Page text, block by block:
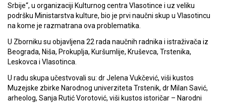
Srbije“, u organizaciji Kulturnog centra Vlasotince i uz veliku
podršku Ministarstva kulture, bio je prvi naučni skup u Vlasotincu
na kome je razmatrana ova problematika.
U Zborniku su objavljena 22 rada naučnih radnika i istraživača iz
Beograda, Niša, Prokuplja, Kuršumlije, Kruševca, Trstenika,
Leskovca i Vlasotinca.
U radu skupa učestvovali su: dr Jelena Vukčević, viši kustos
Muzejske zbirke Narodnog univerziteta Trstenik, dr Milan Savić,
arheolog, Sanja Rutić Vorotović, viši kustos istoričar – Narodni